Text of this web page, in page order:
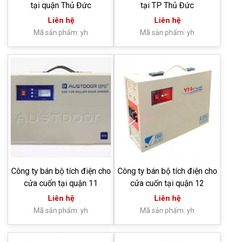
tại quận Thủ Đức
Liên hệ
Mã sản phẩm: yh
tại TP Thủ Đức
Liên hệ
Mã sản phẩm: yh
Công ty bán bộ tích điện cho
cửa cuốn tại quận 11
Liên hệ
Mã sản phẩm: yh
Công ty bán bộ tích điện cho
cửa cuốn tại quận 12
Liên hệ
Mã sản phẩm: yh